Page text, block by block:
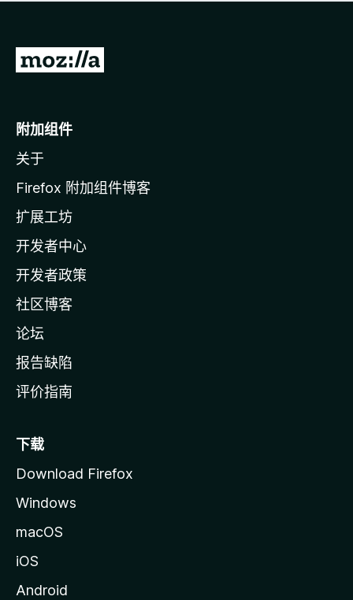
无
转
o
i
l
a
主
页
附加组件
关于
Firefox 附加组件博客
扩展工坊
开发者中心
开发者政策
社区博客
论坛
报告缺陷
评价指南
下载
Download Firefox
Windows
macOS
iOS
Android